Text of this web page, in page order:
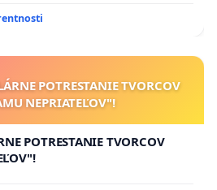
POTRESTANIE TVORCOV
NEPRIATEĽOV"!
POTRESTANIE TVORCOV